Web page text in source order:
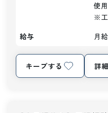
使
※
給与
月
キープする 詳